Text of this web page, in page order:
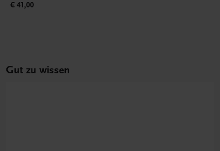
€ 41,00
Gut zu wissen